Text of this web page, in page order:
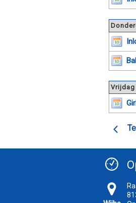
Vrijdag